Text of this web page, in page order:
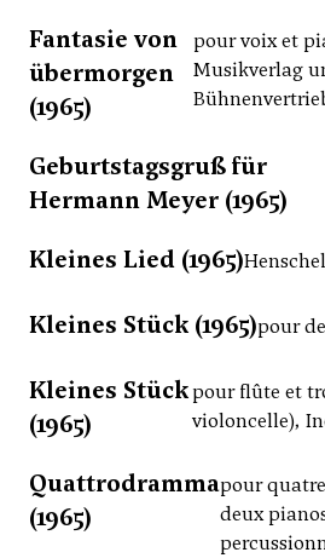
Fantasie von
übermorgen
(1965)
pour voix et
Musikverlag
Geburtstagsgruß für
Hermann Meyer (1965)
Kleines Lied (1965)
Kleines Stück (1965)pour
Kleines Stück
(1965)
pour flûte et
violoncelle),
Quattrodramma
(1965)
pour
deux